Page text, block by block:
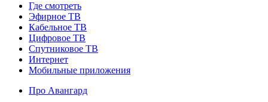
Где смотреть
Эфирное ТВ
Кабельное ТВ
Цифровое ТВ
Спутниковое ТВ
Интернет
Мобильные приложения
Про Авангард